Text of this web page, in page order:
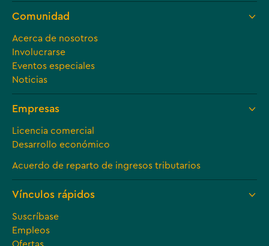
Comunidad
Acerca de nosotros
Involucrarse
Eventos especiales
Noticias
Empresas
Licencia comercial
Desarrollo económico
Acuerdo de reparto de ingresos tributarios
Vínculos rápidos
Suscríbase
Empleos